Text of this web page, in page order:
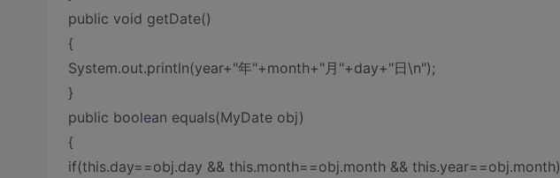
public void getDate()
{
System.out.println(year+"年"+month+"月"+day+"日\n");
}
public boolean equals(MyDate obj)
{
if(this.day==obj.day && this.month==obj.month && this.year==obj.month)